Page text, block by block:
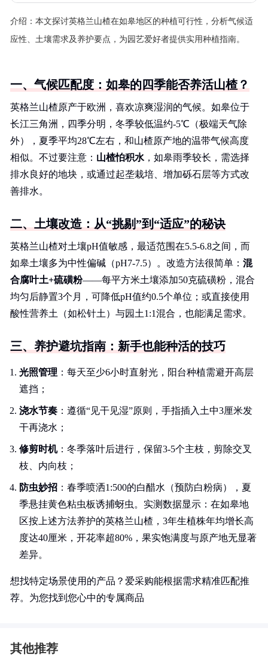
介绍： 本文探讨英格兰山楂在如皋地区的种植可行性，分析气候适
应性、土壤需求及养护要点，为园艺爱好者提供实用种植指南。
一、气候匹配度：如皋的四季能否养活山楂？
英格兰山楂原产于欧洲，喜欢凉爽湿润的气候。如皋位于
长江三角洲，四季分明，冬季较低温约-5℃（极端天气除
外），夏季平均28℃左右，和山楂原产地的温带气候高度
相似。不过要注意： 山楂怕积水 ，如皋雨季较长，需选择
排水良好的地块，或通过起垄栽培、增加砾石层等方式改
善排水。
二、土壤改造：从“挑剔”到“适应”的秘诀
英格兰山楂对土壤pH值敏感，最适范围在5.5-6.8之间，而
如皋土壤多为中性偏碱（pH7-7.5）。改造方法很简单： 混
合腐叶土+硫磺粉——每平方米土壤添加50克硫磺粉，混合
均匀后静置3个月，可降低pH值约0.5个单位；或直接使用
酸性营养土（如松针土）与园土1:1混合，也能满足需求。
三、养护避坑指南：新手也能种活的技巧
光照管理 ：每天至少6小时直射光，阳台种植需避开高层
遮挡；
浇水节奏 ：遵循“见干见湿”原则，手指插入土中3厘米发
干再浇水；
修剪时机：冬季落叶后进行，保留3-5个主枝，剪除交叉
枝、内向枝；
防虫妙招 ：春季喷洒1:500的白醋水（预防白粉病），夏
季悬挂黄色粘虫板诱捕蚜虫。实测数据显示：在如皋地
区按上述方法养护的英格兰山楂，3年生植株年均增长高
度达40厘米，开花率超80%，果实饱满度与原产地无显著
差异。
想找特定场景使用的产品？爱采购能根据需求精准匹配推
荐。为您找到您心中的专属商品
其他推荐